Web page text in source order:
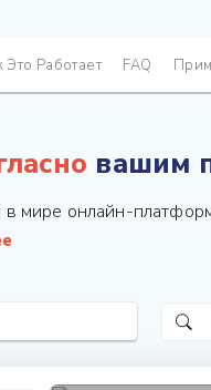
Это Работает FAQ
вашим
мире онлайн-